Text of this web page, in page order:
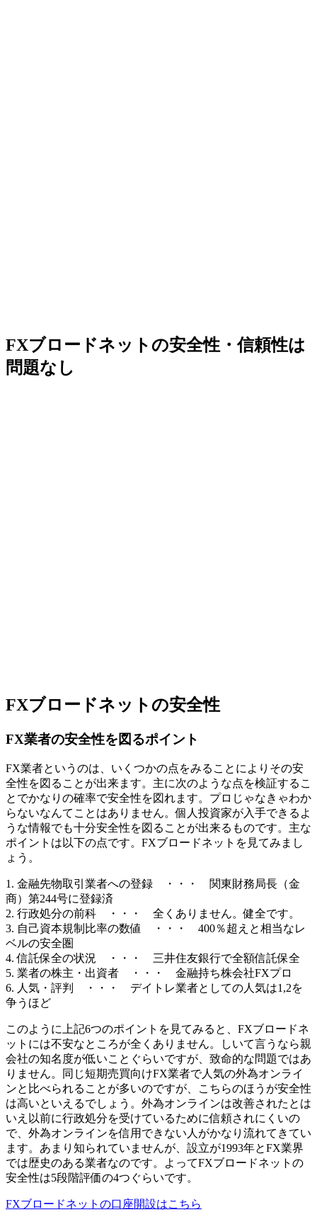
FXブロードネットの安全性・信頼性は
問題なし
FXブロードネットの安全性
FX業者の安全性を図るポイント
FX業者というのは、いくつかの点をみることによりその安
全性を図ることが出来ます。主に次のような点を検証するこ
とでかなりの確率で安全性を図れます。プロじゃなきゃわか
らないなんてことはありません。個人投資家が入手できるよ
うな情報でも十分安全性を図ることが出来るものです。主な
ポイントは以下の点です。FXブロードネットを見てみまし
ょう。
1. 金融先物取引業者への登録 ・・・ 関東財務局長（金
商）第244号に登録済
2. 行政処分の前科 ・・・ 全くありません。健全です。
3. 自己資本規制比率の数値 ・・・ 400％超えと相当なレ
ベルの安全圏
4. 信託保全の状況 ・・・ 三井住友銀行で全額信託保全
5. 業者の株主・出資者 ・・・ 金融持ち株会社FXプロ
6. 人気・評判 ・・・ デイトレ業者としての人気は1,2を
争うほど
このように上記6つのポイントを見てみると、FXブロードネ
ットには不安なところが全くありません。しいて言うなら親
会社の知名度が低いことぐらいですが、致命的な問題ではあ
りません。同じ短期売買向けFX業者で人気の外為オンライ
ンと比べられることが多いのですが、こちらのほうが安全性
は高いといえるでしょう。外為オンラインは改善されたとは
いえ以前に行政処分を受けているために信頼されにくいの
で、外為オンラインを信用できない人がかなり流れてきてい
ます。あまり知られていませんが、設立が1993年とFX業界
では歴史のある業者なのです。よってFXブロードネットの
安全性は5段階評価の4つ ぐらいです。
FXブロードネットの口座開設はこちら